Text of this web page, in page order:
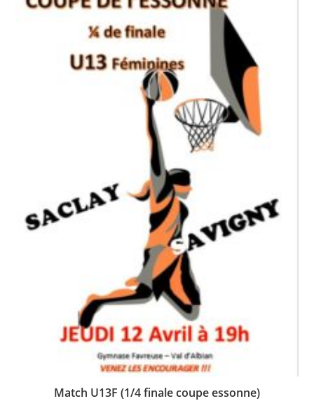
Match U13F (1/4 finale coupe essonne)